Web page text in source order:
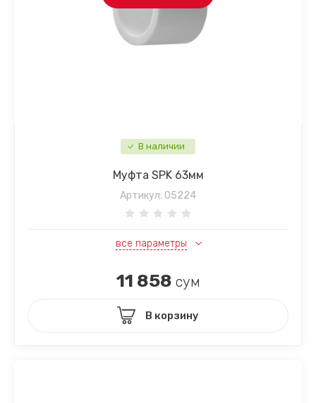
В наличии
Муфта SPK 63мм
Артикул: 05224
все параметры
11 858 сум
В корзину